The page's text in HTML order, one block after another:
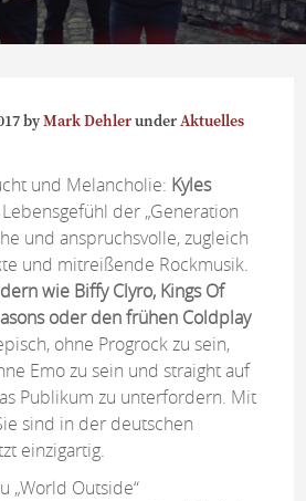
byMark DehlerunderAktuelles
und Melancholie: Kyles
der „Generation
und anspruchsvolle, zugleich
und mitreißende Rockmusik.
wie Biffy Clyro, Kings Of
oder den frühen Coldplay
ohne Progrock zu sein,
Emo zu sein und straight auf
Publikum zu unterfordern. Mit
sind in der deutschen
einzigartig.
„World Outside“